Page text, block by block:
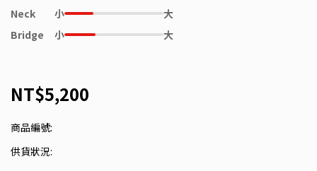
Neck 小
大
Bridge
小 大
NT$5,200
商品編號:
供貨狀況: